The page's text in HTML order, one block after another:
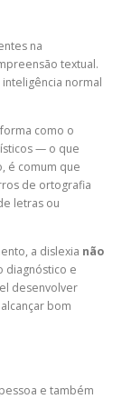
na
textual.
normal
como o
— o que
é comum que
de ortografia
letras ou
a dislexia não
diagnóstico e
desenvolver
bom
e também